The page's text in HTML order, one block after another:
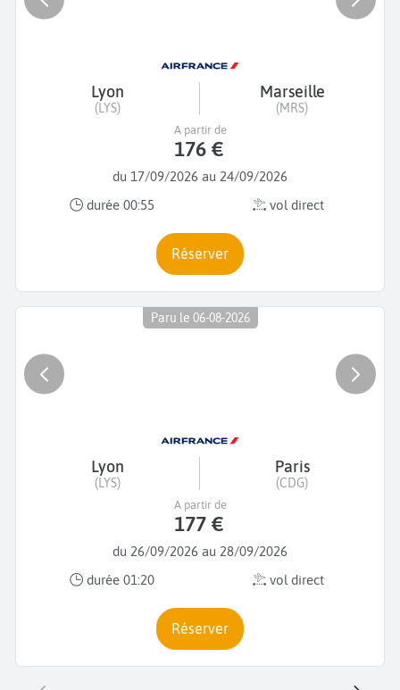
Lyon
(LYS)
Marseille
(MRS)
du 17/09/2026 au 24/09/2026
durée 00:55
vol direct
A partir de
176 €
Réserver
Paru le 06-08-2026
Lyon
(LYS)
Paris
(CDG)
du 26/09/2026 au 28/09/2026
durée 01:20
vol direct
A partir de
177 €
Réserver